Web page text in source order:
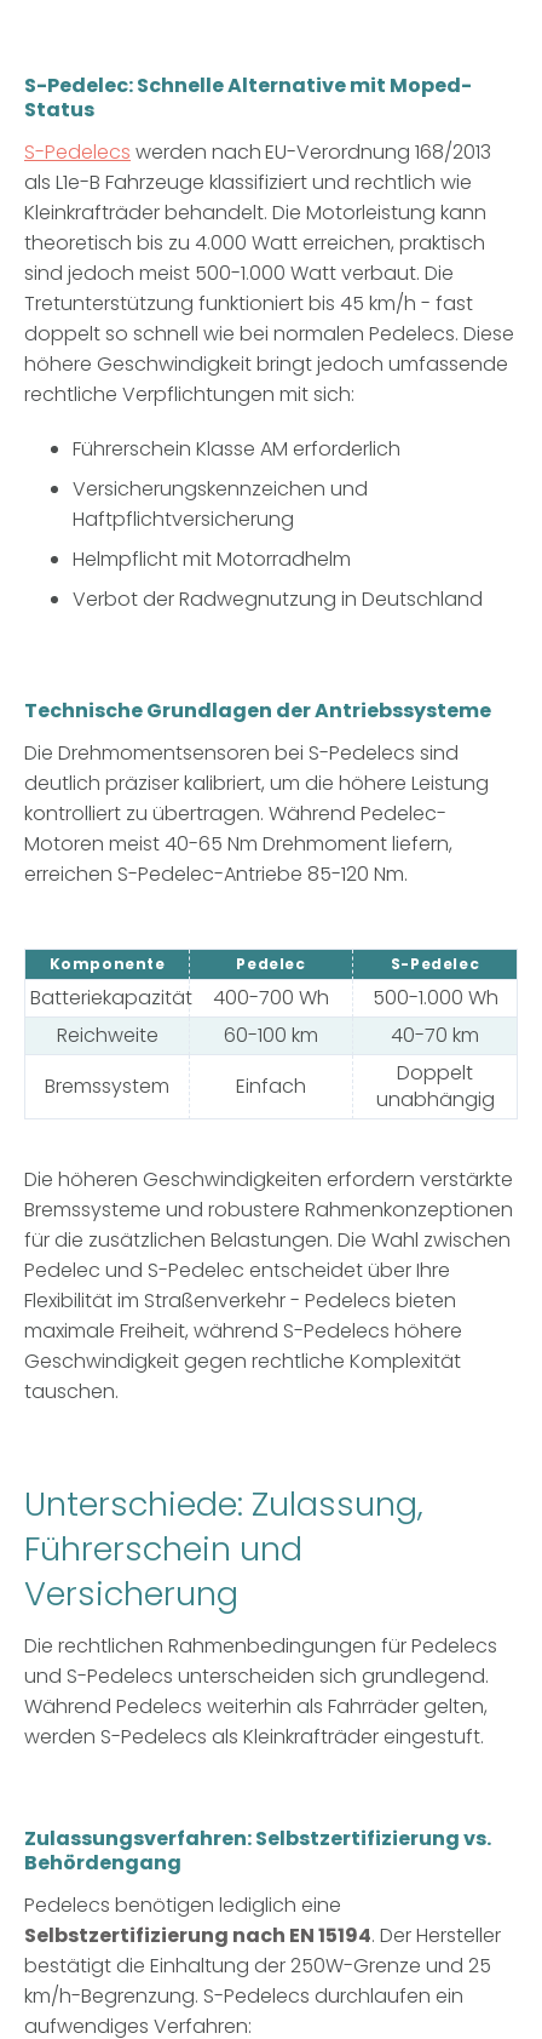
S-Pedelec: Schnelle Alternative mit Moped-
Status
S-Pedelecs werden nachEU-Verordnung 168/2013
als L1e-B Fahrzeuge klassifiziertund rechtlich wie
Kleinkrafträder behandelt. Die Motorleistung kann
theoretisch bis zu 4.000 Watt erreichen, praktisch
sind jedoch meist 500-1.000 Watt verbaut. Die
Tretunterstützung funktioniert bis 45 km/h - fast
doppelt so schnell wie bei normalen Pedelecs. Diese
höhere Geschwindigkeit bringt jedoch umfassende
rechtliche Verpflichtungen mit sich:
Führerschein Klasse AM erforderlich
Versicherungskennzeichen und
Haftpflichtversicherung
Helmpflicht mit Motorradhelm
Verbot der Radwegnutzung in Deutschland
Technische Grundlagen der Antriebssysteme
Die Drehmomentsensoren bei S-Pedelecs sind
deutlich präziser kalibriert, um die höhere Leistung
kontrolliert zu übertragen. Während Pedelec-
Motoren meist 40-65 Nm Drehmoment liefern,
erreichen S-Pedelec-Antriebe 85-120 Nm.
Komponente Pedelec S-Pedelec
Batteriekapazität 400-700 Wh
500-1.000 Wh
Reichweite
60-100 km
40-70 km
Bremssystem
Einfach
Doppelt
unabhängig
Die höheren Geschwindigkeiten erfordern verstärkte
Bremssysteme und robustere Rahmenkonzeptionen
für die zusätzlichen Belastungen. Die Wahl zwischen
Pedelec und S-Pedelec entscheidet über Ihre
Flexibilität im Straßenverkehr- Pedelecs bieten
maximale Freiheit, während S-Pedelecs höhere
Geschwindigkeit gegen rechtliche Komplexität
tauschen.
Unterschiede: Zulassung,
Führerschein und
Versicherung
Die rechtlichen Rahmenbedingungen für Pedelecs
und S-Pedelecs unterscheiden sich grundlegend.
Während Pedelecs weiterhin als Fahrräder gelten,
werden S-Pedelecs als Kleinkrafträdereingestuft.
Zulassungsverfahren: Selbstzertifizierung vs.
Behördengang
Pedelecs benötigen lediglich eine
Selbstzertifizierung nach EN 15194. Der Hersteller
bestätigt die Einhaltung der 250W-Grenze und 25
km/h-Begrenzung. S-Pedelecs durchlaufen ein
aufwendiges Verfahren: